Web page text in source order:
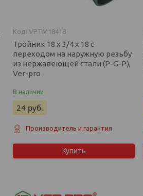
VPTM18418
Тройник 18 х 3/4 х 18 с
переходом на наружную резьбу
из нержавеющей стали (P-G-P),
Ver-pro
В наличии
24 руб.
Производитель и гарантия
Купить